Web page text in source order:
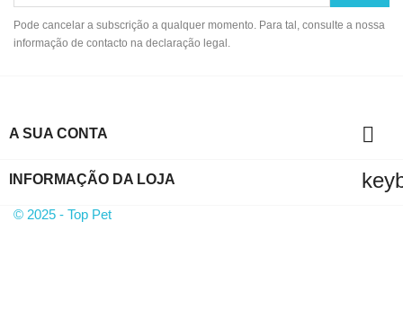
Pode cancelar a subscrição a qualquer momento. Para tal, consulte a nossa
informação de contacto na declaração legal.
A SUA CONTA 
INFORMAÇÃO DA LOJA
© 2025 - Top Pet